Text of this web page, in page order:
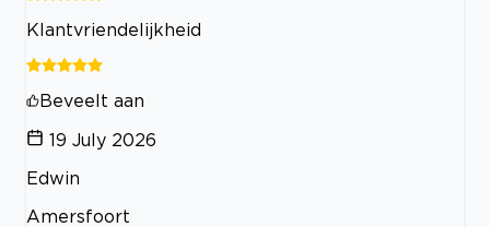
Klantvriendelijkheid
Beveelt aan
19 July 2026
Edwin
Amersfoort